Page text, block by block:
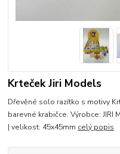
Krteček Jiri Models
Dřevěné solo razítko s motivy
barevné krabičce. Výrobce: JIRI
| velikost: 45x45mm celý popis